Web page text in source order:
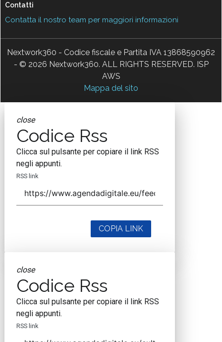
Contatti
Contatta il nostro team per maggiori informazioni
Nextwork360 - Codice fiscale e Partita IVA 13868590962
- © 2026 Nextwork360. ALL RIGHTS RESERVED. ISP
AWS
Mappa del sito
close
Codice Rss
Clicca sul pulsante per copiare il link RSS
negli appunti.
RSS link
COPIA LINK
close
Codice Rss
Clicca sul pulsante per copiare il link RSS
negli appunti.
RSS link